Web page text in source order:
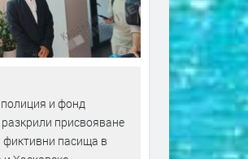
от лек
Познайник на полицията
задържан с дрога
и фонд
разкрили присвояване
фиктивни пасища в